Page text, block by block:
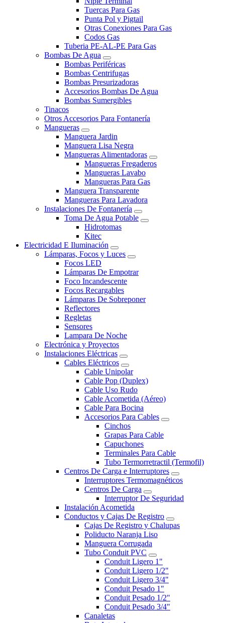
Tuercas Para Gas
Punta Pol y Pigtail
Otras Conexiones Para Gas
Codos Gas
Tuberia PE-AL-PE Para Gas
Bombas De Agua
Bombas Periféricas
Bombas Centrifugas
Bombas Presurizadoras
Accesorios Bombas De Agua
Bombas Sumergibles
Tinacos
Otros Accesorios Para Fontanería
Mangueras
Manguera Jardin
Manguera Lisa Negra
Mangueras Alimentadoras
Mangueras Fregaderos
Mangueras Lavabo
Mangueras Para Gas
Manguera Transparente
Mangueras Para Lavadora
Instalaciones De Fontanería
Toma De Agua Potable
Hidrotomas
Kitec
Electricidad E Iluminación
Lámparas, Focos y Luces
Focos LED
Lámparas De Empotrar
Foco Incandescente
Focos Recargables
Lámparas De Sobreponer
Reflectores
Regletas
Sensores
Lampara De Noche
Electrónica y Proyectos
Instalaciones Eléctricas
Cables Eléctricos
Cable Unipolar
Cable Pop (Duplex)
Cable Uso Rudo
Cable Acometida (Aéreo)
Cable Para Bocina
Accesorios Para Cables
Cinchos
Grapas Para Cable
Capuchones
Terminales Para Cable
Tubo Termorretractil (Termofil)
Centros De Carga e Interruptores
Interruptores Termomagnéticos
Centros De Carga
Interruptor De Seguridad
Instalación Acometida
Conductos y Cajas De Registro
Cajas De Registro y Chalupas
Poliducto Naranja Liso
Manguera Corrugada
Tubo Conduit PVC
Conduit Ligero 1"
Conduit Ligero 1/2"
Conduit Ligero 3/4"
Conduit Pesado 1"
Conduit Pesado 1/2"
Conduit Pesado 3/4"
Canaletas